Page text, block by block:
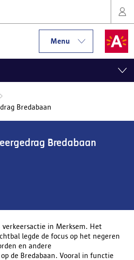
Menu
Bredabaan
Bredabaan
verkeersactie in Merksem. Het
legde de focus op het negeren
en andere
de Bredabaan. Vooral in functie